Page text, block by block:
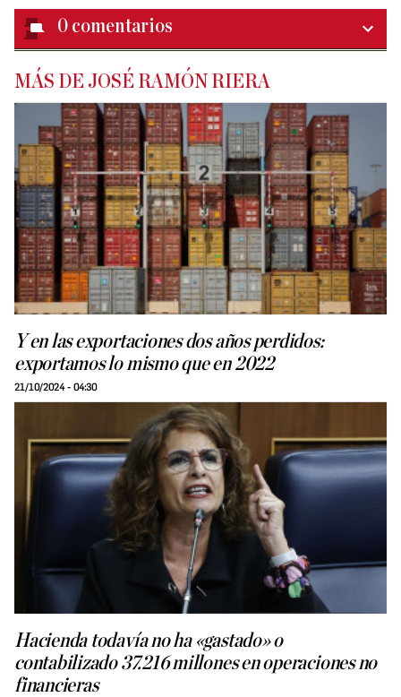
0 comentarios
MÁS DE JOSÉ RAMÓN RIERA
Y en las exportaciones dos años perdidos:
exportamos lo mismo que en 2022
21/10/2024 - 04:30
Hacienda todavía no ha «gastado» o
contabilizado 37.216 millones en operaciones no
financieras